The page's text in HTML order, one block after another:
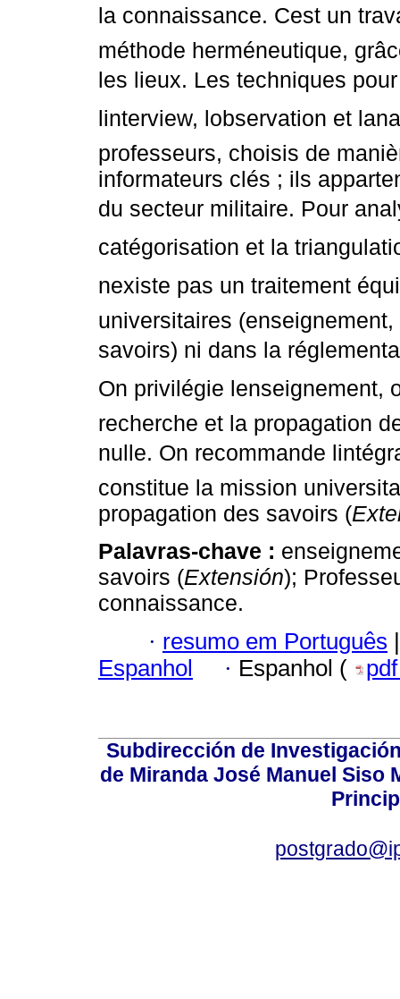
la connaissance. Cest un
méthode herméneutique,
les lieux. Les techniques
linterview, lobservation et
professeurs, choisis de
informateurs clés ; ils
du secteur militaire. Pour
catégorisation et la
nexiste pas un traitement
universitaires
savoirs) ni dans la
On privilégie
recherche et la propagation
nulle. On recommande
constitue la mission
propagation des savoirs (
Palavras-chave :
savoirs (Extensión);
connaissance.
· resumo em Português |
Espanhol
· Espanhol (
Subdirección de
de Miranda José Manuel Siso